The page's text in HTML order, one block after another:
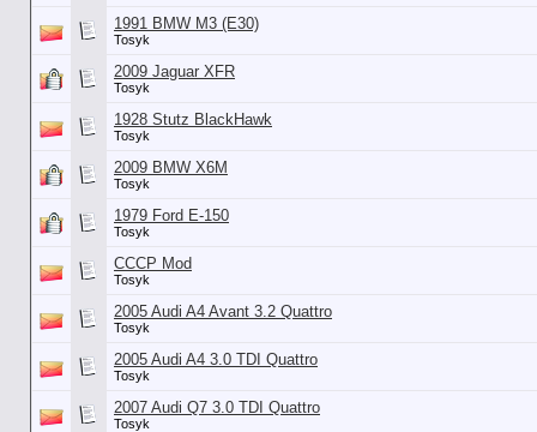
1991 BMW M3 (E30)
Tosyk
2009 Jaguar XFR
Tosyk
1928 Stutz BlackHawk
Tosyk
2009 BMW X6M
Tosyk
1979 Ford E-150
Tosyk
СССР Mod
Tosyk
2005 Audi A4 Avant 3.2 Quattro
Tosyk
2005 Audi A4 3.0 TDI Quattro
Tosyk
2007 Audi Q7 3.0 TDI Quattro
Tosyk